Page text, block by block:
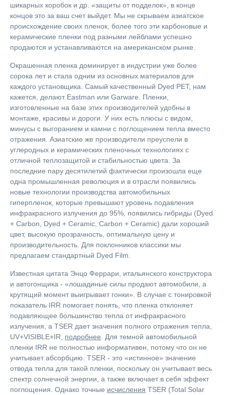
шикарных коробок и др. «защиты от подделок», в конце
концов это за ваш счет выйдет. Мы не скрываем азиатское
происхождение своих пленок, более того эти карбоновые и
керамические пленки под разными лейблами успешно
продаются и устанавливаются на американском рынке.
Окрашенная пленка доминирует в индустрии уже более
сорока лет и стала одним из основных материалов для
каждого установщика. Самый качественный Dyed PET, нам
кажется, делают Eastman или Garware. Пленки,
изготовленные на базе этих производителей удобны в
монтаже, красивы и дороги. У них есть плюсы с видом,
минусы с выгоранием и камни с поглощением тепла вместо
отражения. Азиатские же производители преуспели в
углеродных и керамических пленочных технологиях с
отличной теплозащитой и стабильностью цвета. За
последние пару десятилетий фактически произошла еще
одна промышленная революция и в отрасли появились
новые технологии производства автомобильных
гиперпленок, которые превышают уровень подавления
инфракрасного излучения до 95%, появились гибриды (Dyed
+ Carbon, Dyed + Ceramic, Carbon + Ceramic) дали хороший
цвет, высокую прозрачность, оптимальную цену и
производительность. Для поклонников классики мы
предлагаем стандартный Dyed Film.
Известная цитата Энцо Феррари, итальянского конструктора
и автогонщика - «лошадиные силы продают автомобили, а
крутящий момент выигрывает гонки». В случае с тонировкой
показатель IRR помогает понять, что пленка отклоняет
подавляющее большинство тепла от инфракрасного
излучения, а TSER дает значения полного отражения тепла,
UV+VISIBLE+IR, подробнее . Для темной автомобильной
пленки IRR не полностью информативен, потому что он не
учитывает абсорбцию. ТSER - это «истинное» значение
отвода тепла для такой пленки, поскольку он учитывает весь
спектр солнечной энергии, а также включает в себя эффект
поглощения. Однако точные исчисления TSER (Total Solar